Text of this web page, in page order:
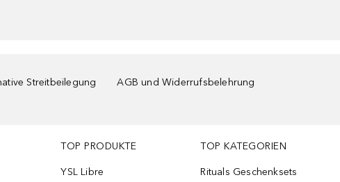
Streitbeilegung
AGB und Widerrufsbelehrung
TOP PRODUKTE
YSL Libre
TOP KATEGORIEN
Rituals Geschenksets